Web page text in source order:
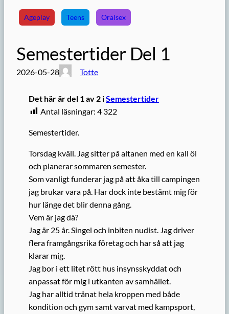
Ageplay Teens Oralsex
Semestertider Del 1
2026-05-28 Totte
Det här är del 1 av 2 iSemestertider
Antal läsningar: 4 322
Semestertider.
Torsdag kväll. Jag sitter på altanen med en kall öl
och planerar sommaren semester.
Som vanligt funderar jag på att åka till campingen
jag brukar vara på. Har dock inte bestämt mig för
hur länge det blir denna gång.
Vem är jag då?
Jag är 25 år. Singel och inbiten nudist. Jag driver
flera framgångsrika företag och har så att jag
klarar mig.
Jag bor i ett litet rött hus insynsskyddat och
anpassat för mig i utkanten av samhället.
Jag har alltid tränat hela kroppen med både
kondition och gym samt varvat med kampsport,